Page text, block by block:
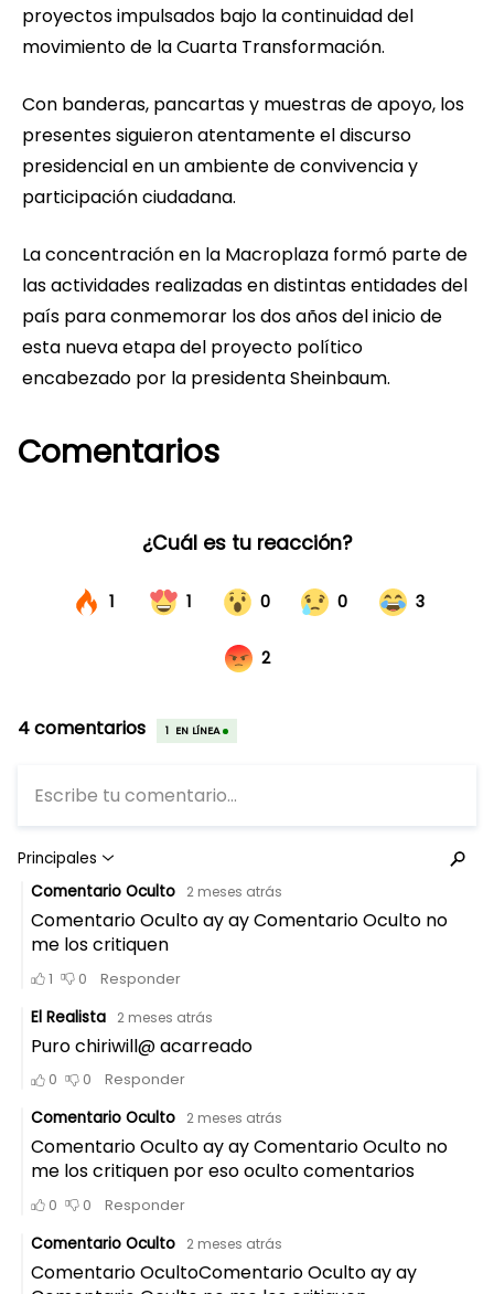
proyectos impulsados bajo la continuidad del
movimiento de la Cuarta Transformación.
Con banderas, pancartas y muestras de apoyo, los
presentes siguieron atentamente el discurso
presidencial en un ambiente de convivencia y
participación ciudadana.
La concentración en la Macroplaza formó parte de
las actividades realizadas en distintas entidades del
país para conmemorar los dos años del inicio de
esta nueva etapa del proyecto político
encabezado por la presidenta Sheinbaum.
Comentarios